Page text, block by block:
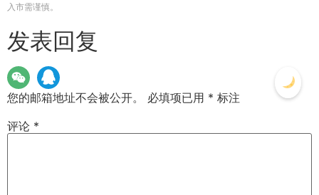
入市需谨慎。
发表回复
您的邮箱地址不会被公开。 必填项已用 * 标注
评论 *